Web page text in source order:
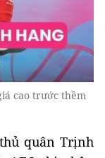
cao trước thềm
quân Trịnh